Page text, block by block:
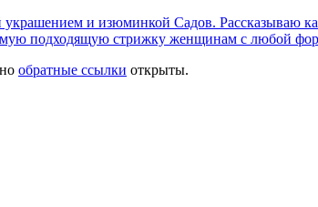
и изюминкой Садов. Рассказываю
подходящую стрижку женщинам с любой
обратные ссылки открыты.